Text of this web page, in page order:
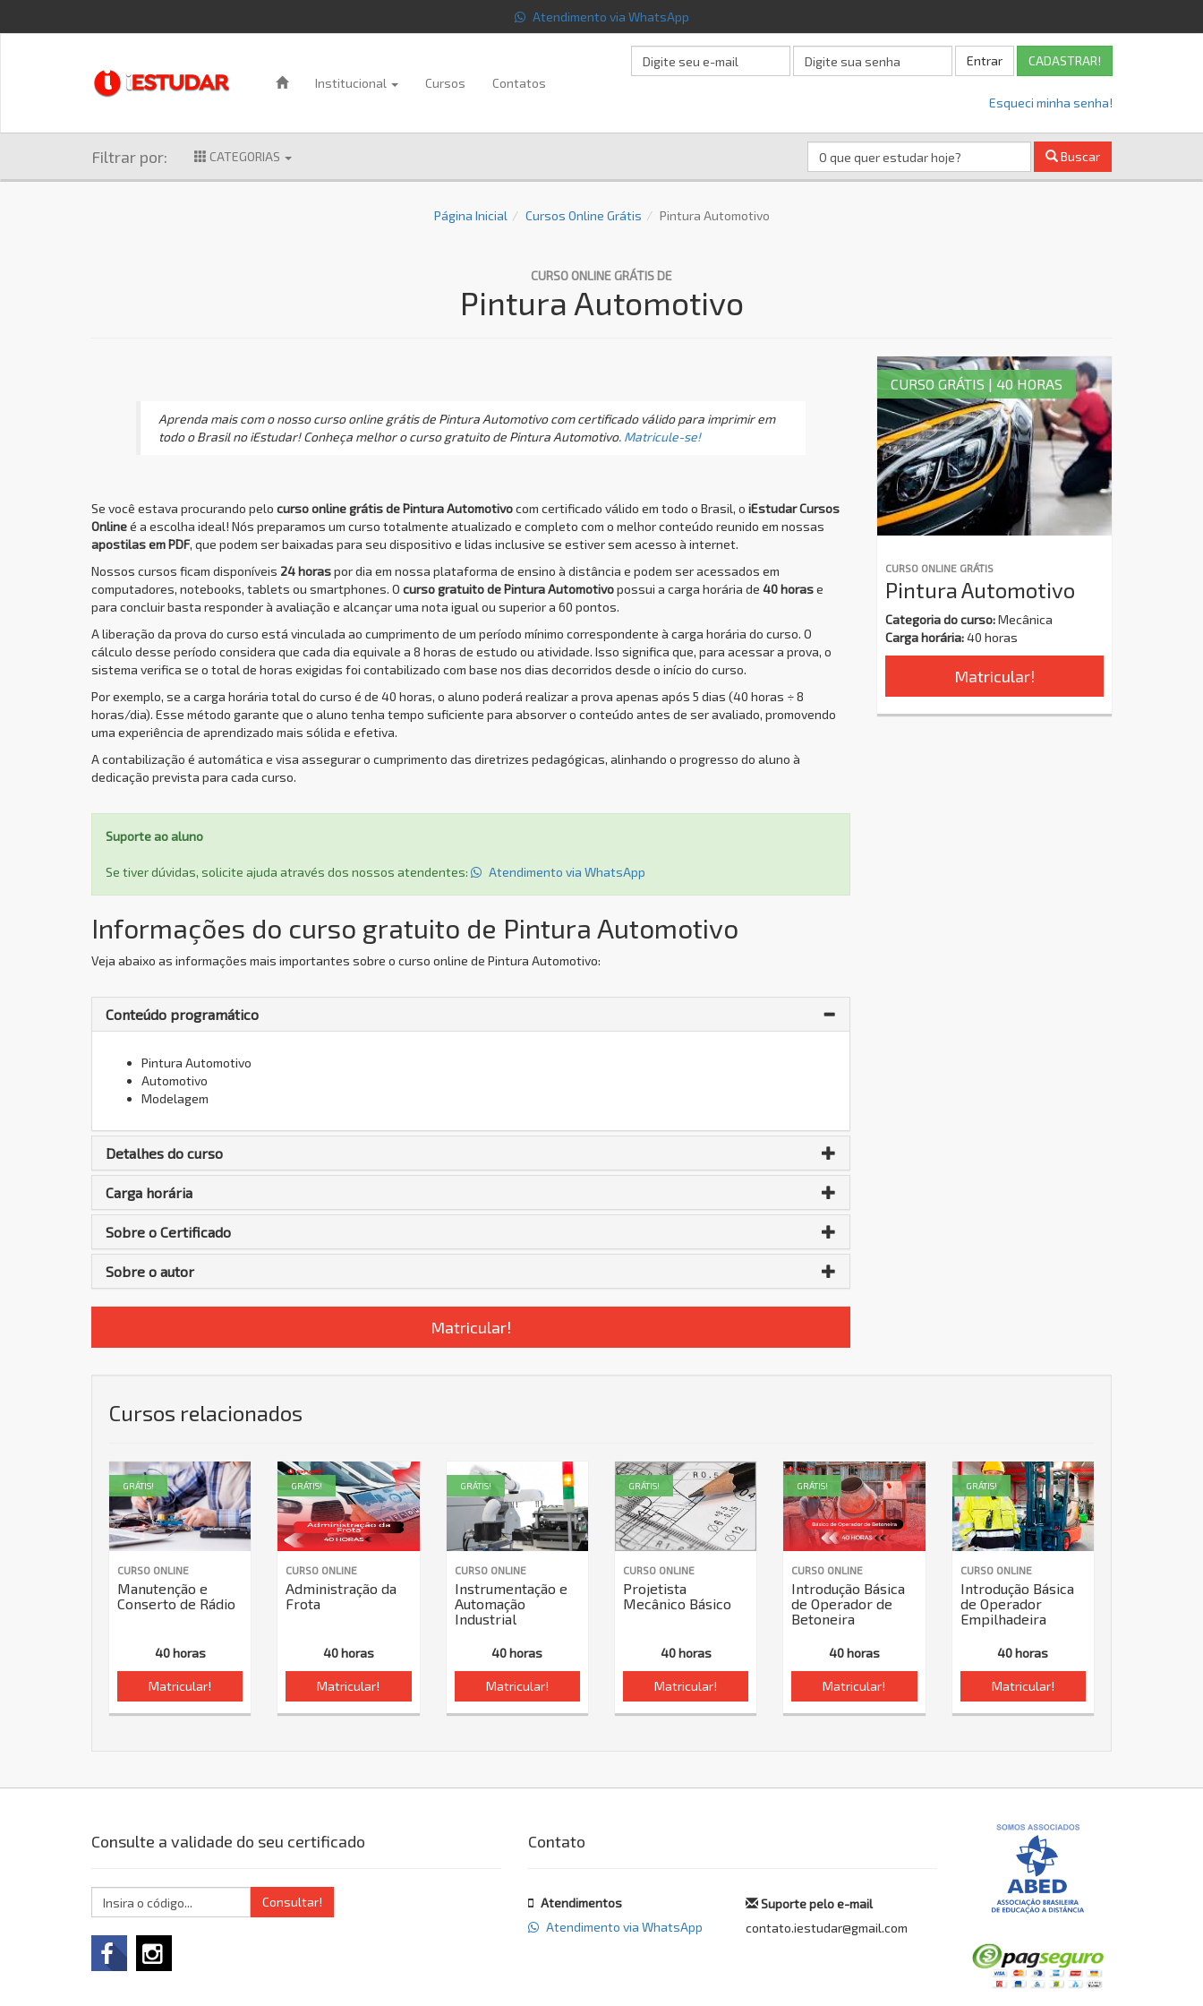
Atendimento via WhatsApp
Institucional Cursos Contatos
Entrar CADASTRAR!
Esqueci minha senha!
Filtrar por: CATEGORIAS Buscar
Página Inicial Cursos Online Grátis Pintura Automotivo
CURSO ONLINE GRÁTIS DE
Pintura Automotivo
Aprenda mais com o nosso curso online grátis de Pintura Automotivo com certificado válido para imprimir em
todo o Brasil no iEstudar! Conheça melhor o curso gratuito de Pintura Automotivo. Matricule-se!
Se você estava procurando pelo curso online grátis de Pintura Automotivocom certificado válido em todo o Brasil, o iEstudar Cursos
Onlineé a escolha ideal! Nós preparamos um curso totalmente atualizado e completo com o melhor conteúdo reunido em nossas
apostilas em PDF, que podem ser baixadas para seu dispositivo e lidas inclusive se estiver sem acesso à internet.
Nossos cursos ficam disponíveis 24 horaspor dia em nossa plataforma de ensino à distância e podem ser acessados em
computadores, notebooks, tablets ou smartphones. O curso gratuito de Pintura Automotivopossui a carga horária de 40 horase
para concluir basta responder à avaliação e alcançar uma nota igual ou superior a 60 pontos.
A liberação da prova do curso está vinculada ao cumprimento de um período mínimo correspondente à carga horária do curso. O
cálculo desse período considera que cada dia equivale a 8 horas de estudo ou atividade. Isso significa que, para acessar a prova, o
sistema verifica se o total de horas exigidas foi contabilizado com base nos dias decorridos desde o início do curso.
Por exemplo, se a carga horária total do curso é de 40 horas, o aluno poderá realizar a prova apenas após 5 dias (40 horas ÷ 8
horas/dia). Esse método garante que o aluno tenha tempo suficiente para absorver o conteúdo antes de ser avaliado, promovendo
uma experiência de aprendizado mais sólida e efetiva.
A contabilização é automática e visa assegurar o cumprimento das diretrizes pedagógicas, alinhando o progresso do aluno à
dedicação prevista para cada curso.
Suporte ao aluno
Se tiver dúvidas, solicite ajuda através dos nossos atendentes: Atendimento via WhatsApp
Informações do curso gratuito de Pintura Automotivo
Veja abaixo as informações mais importantes sobre o curso online de Pintura Automotivo:
Conteúdo programático
Pintura Automotivo
Automotivo
Modelagem
Detalhes do curso
Carga horária
Sobre o Certificado
Sobre o autor
Matricular!
CURSO ONLINE GRÁTIS
Pintura Automotivo
Categoria do curso:Mecânica
Carga horária:40 horas
Matricular!
CURSO GRÁTIS | 40 HORAS
Cursos relacionados
CURSO ONLINE
Manutenção e
Conserto de Rádio
40 horas
Matricular!
GRÁTIS!
CURSO ONLINE
Administração da
Frota
40 horas
Matricular!
GRÁTIS!
CURSO ONLINE
Instrumentação e
Automação
Industrial
40 horas
Matricular!
GRÁTIS!
CURSO ONLINE
Projetista
Mecânico Básico
40 horas
Matricular!
GRÁTIS!
CURSO ONLINE
Introdução Básica
de Operador de
Betoneira
40 horas
Matricular!
GRÁTIS!
CURSO ONLINE
Introdução Básica
de Operador
Empilhadeira
40 horas
Matricular!
GRÁTIS!
Consulte a validade do seu certificado
Consultar!
Contato
Atendimentos
Atendimento via WhatsApp
Suporte pelo e-mail
contato.iestudar@gmail.com